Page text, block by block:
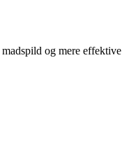
og mere effektive